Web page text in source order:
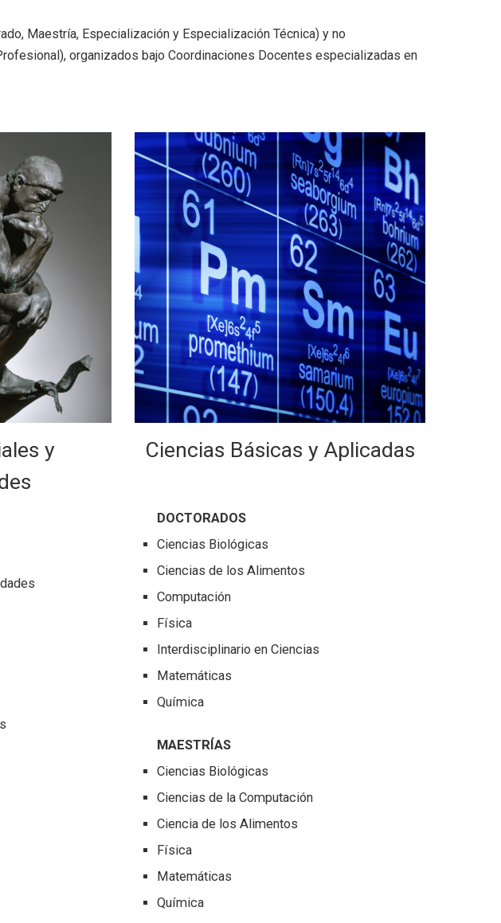
Maestría, Especialización y Especialización Técnica) y no
organizados bajo Coordinaciones Docentes especializadas en
y
Ciencias Básicas y Aplicadas
DOCTORADOS
Ciencias Biológicas
Ciencias de los Alimentos
Computación
Física
Interdisciplinario en Ciencias
Matemáticas
Química
MAESTRÍAS
Ciencias Biológicas
Ciencias de la Computación
Ciencia de los Alimentos
Física
Matemáticas
Química